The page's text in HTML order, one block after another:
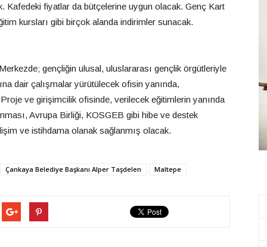
Kafedeki fiyatlar da bütçelerine uygun olacak. Genç Kart
kursları gibi birçok alanda indirimler sunacak.
gençliğin ulusal, uluslararası gençlik örgütleriyle
dair çalışmalar yürütülecek ofisin yanında,
ve girişimcilik ofisinde, verilecek eğitimlerin yanında
Avrupa Birliği, KOSGEB gibi hibe ve destek
ve istihdama olanak sağlanmış olacak.
Çankaya Belediye Başkanı Alper Taşdelen Maltepe